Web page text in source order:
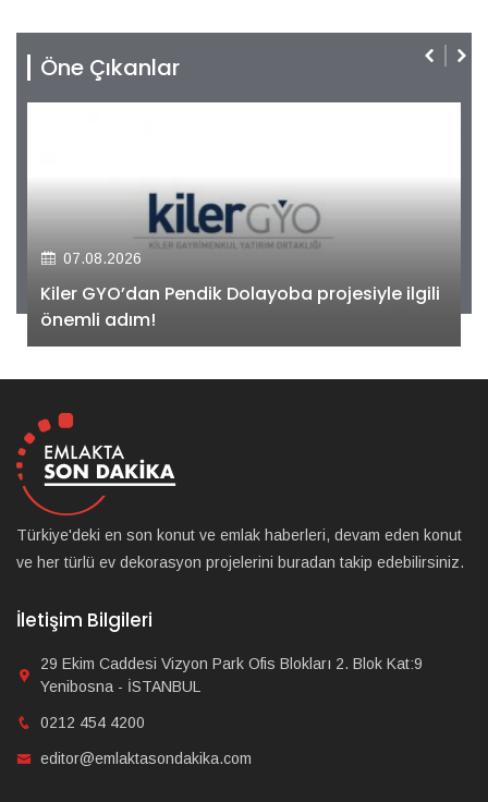
Öne Çıkanlar
07.08.2026
Kiler GYO’dan Pendik Dolayoba projesiyle ilgili
önemli adım!
Türkiye'deki en son konut ve emlak haberleri, devam eden konut
ve her türlü ev dekorasyon projelerini buradan takip edebilirsiniz.
İletişim Bilgileri
29 Ekim Caddesi Vizyon Park Ofis Blokları 2. Blok Kat:9
Yenibosna - İSTANBUL
0212 454 4200
editor@emlaktasondakika.com